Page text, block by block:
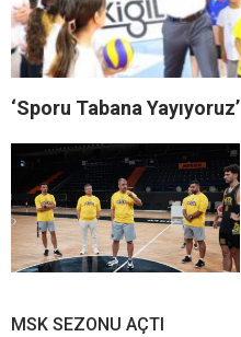
‘Sporu Tabana Yayıyoruz’
MSK SEZONU AÇTI